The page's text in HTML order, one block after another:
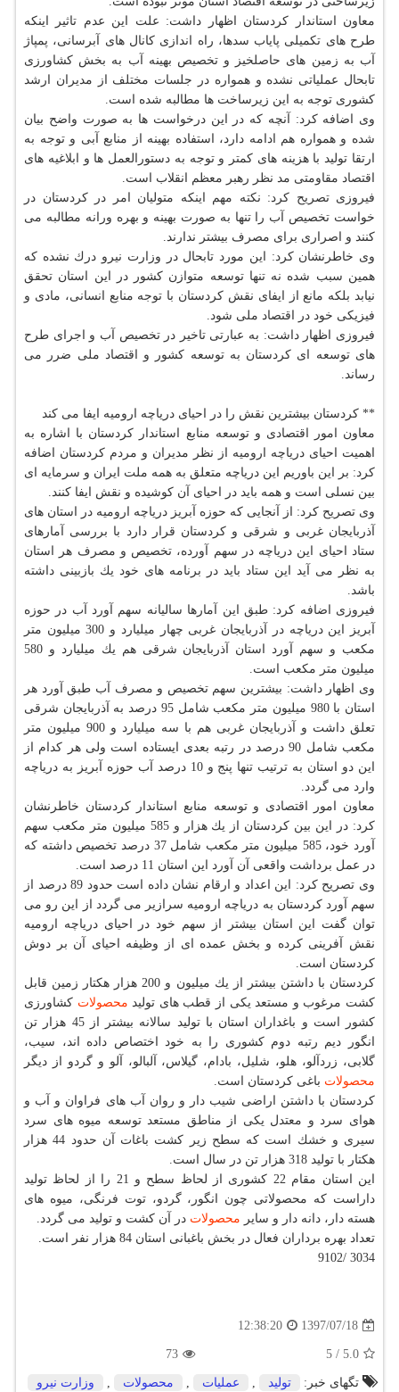
معاون استاندار كردستان اظهار داشت: علت این عدم تاثیر اینكه
طرح های تكمیلی پایاب سدها، راه اندازی كانال های آبرسانی، پمپاژ
آب به زمین های حاصلخیز و تخصیص بهینه آب به بخش كشاورزی
تابحال عملیاتی نشده و همواره در جلسات مختلف از مدیران ارشد
كشوری توجه به این زیرساخت ها مطالبه شده است.
وی اضافه كرد: آنچه كه در این درخواست ها به صورت واضح بیان
شده و همواره هم ادامه دارد، استفاده بهینه از منابع آبی و توجه به
ارتقا تولید با هزینه های كمتر و توجه به دستورالعمل ها و ابلاغیه های
اقتصاد مقاومتی مد نظر رهبر معظم انقلاب است.
فیروزی تصریح كرد: نكته مهم اینكه متولیان امر در كردستان در
خواست تخصیص آب را تنها به صورت بهینه و بهره ورانه مطالبه می
كنند و اصراری برای مصرف بیشتر ندارند.
وی خاطرنشان كرد: این مورد تابحال در وزارت نیرو درك نشده كه
همین سبب شده نه تنها توسعه متوازن كشور در این استان تحقق
نیابد بلكه مانع از ایفای نقش كردستان با توجه منابع انسانی، مادی و
فیزیكی خود در اقتصاد ملی شود.
فیروزی اظهار داشت: به عبارتی تاخیر در تخصیص آب و اجرای طرح
های توسعه ای كردستان به توسعه كشور و اقتصاد ملی ضرر می
رساند.
** كردستان بیشترین نقش را در احیای دریاچه ارومیه ایفا می كند
معاون امور اقتصادی و توسعه منابع استاندار كردستان با اشاره به
اهمیت احیای دریاچه ارومیه از نظر مدیران و مردم كردستان اضافه
كرد: بر این باوریم این دریاچه متعلق به همه ملت ایران و سرمایه ای
بین نسلی است و همه باید در احیای آن كوشیده و نقش ایفا كنند.
وی تصریح كرد: از آنجایی كه حوزه آبریز دریاچه ارومیه در استان های
آذربایجان غربی و شرقی و كردستان قرار دارد با بررسی آمارهای
ستاد احیای این دریاچه در سهم آورده، تخصیص و مصرف هر استان
به نظر می آید این ستاد باید در برنامه های خود یك بازبینی داشته
باشد.
فیروزی اضافه كرد: طبق این آمارها سالیانه سهم آورد آب در حوزه
آبریز این دریاچه در آذربایجان غربی چهار میلیارد و 300 میلیون متر
مكعب و سهم آورد استان آذربایجان شرقی هم یك میلیارد و 580
میلیون متر مكعب است.
وی اظهار داشت: بیشترین سهم تخصیص و مصرف آب طبق آورد هر
استان با 980 میلیون متر مكعب شامل 95 درصد به آذربایجان شرقی
تعلق داشت و آذربایجان غربی هم با سه میلیارد و 900 میلیون متر
مكعب شامل 90 درصد در رتبه بعدی ایستاده است ولی هر كدام از
این دو استان به ترتیب تنها پنج و 10 درصد آب حوزه آبریز به دریاچه
وارد می گردد.
معاون امور اقتصادی و توسعه منابع استاندار كردستان خاطرنشان
كرد: در این بین كردستان از یك هزار و 585 میلیون متر مكعب سهم
آورد خود، 585 میلیون متر مكعب شامل 37 درصد تخصیص داشته كه
در عمل برداشت واقعی آن آورد این استان 11 درصد است.
وی تصریح كرد: این اعداد و ارقام نشان داده است حدود 89 درصد از
سهم آورد كردستان به دریاچه ارومیه سرازیر می گردد از این رو می
توان گفت این استان بیشتر از سهم خود در احیای دریاچه ارومیه
نقش آفرینی كرده و بخش عمده ای از وظیفه احیای آن بر دوش
كردستان است.
كردستان با داشتن بیشتر از یك میلیون و 200 هزار هكتار زمین قابل
كشت مرغوب و مستعد یكی از قطب های تولید محصولات كشاورزی
كشور است و باغداران استان با تولید سالانه بیشتر از 45 هزار تن
انگور دیم رتبه دوم كشوری را به خود اختصاص داده اند، سیب،
گلابی، زردآلو، هلو، شلیل، بادام، گیلاس، آلبالو، آلو و گردو از دیگر
محصولات باغی كردستان است.
كردستان با داشتن اراضی شیب دار و روان آب های فراوان و آب و
هوای سرد و معتدل یكی از مناطق مستعد توسعه میوه های سرد
سیری و خشك است كه سطح زیر كشت باغات آن حدود 44 هزار
هكتار با تولید 318 هزار تن در سال است.
این استان مقام 22 كشوری از لحاظ سطح و 21 را از لحاظ تولید
داراست كه محصولاتی چون انگور، گردو، توت فرنگی، میوه های
هسته دار، دانه دار و سایر محصولات در آن كشت و تولید می گردد.
تعداد بهره برداران فعال در بخش باغبانی استان 84 هزار نفر است.
3034 /9102
1397/07/18
12:38:20
5.0
/
5
73
تگهای خبر: تولید , عملیات , محصولات , وزارت نیرو